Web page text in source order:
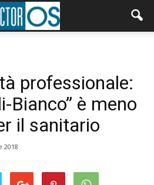
professionale:
Bianco” è meno
il sanitario
2018